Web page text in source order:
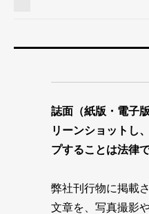
誌面（紙版・電子
リーンショットし
プすることは法律
弊社刊行物に掲載
文章を、写真撮影